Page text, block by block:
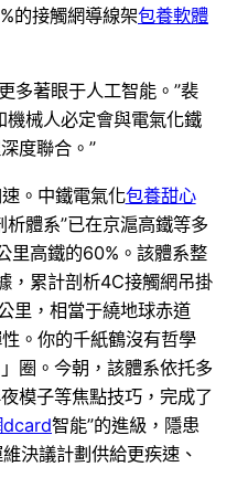
的接觸網導線架包養軟體
多著眼于人工智能。”裴
機械人必定會與電氣化鐵
度聯合。”
。中鐵電氣化包養甜心
體系”已在京滬高鐵等多
里高鐵的60%。該體系整
，累計剖析4C接觸網吊掛
里，相當于繞地球赤道
。你的千紙鶴沒有哲學
圈。今朝，該體系依托多
模子等焦點技巧，完成了
dcard智能”的進級，隱患
決議計劃供給更疾速、